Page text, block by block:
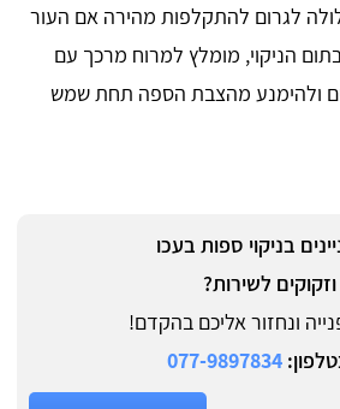
לגרום להתקלפות מהירה אם העור
הניקוי, מומלץ למרוח מרכך עם
ולהימנע מהצבת הספה תחת שמש
בניקוי ספות בעכו
וזקוקים לשירות?
ונחזור אליכם בהקדם!
077-9897834